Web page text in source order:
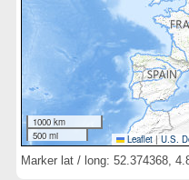
1000 km
500 mi
Leaflet | U.S.
Marker lat / long: 52.374368,